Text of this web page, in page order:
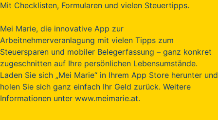
Mit Checklisten, Formularen und vielen Steuertipps.
Mei Marie, die innovative App zur
Arbeitnehmerveranlagung mit vielen Tipps zum
Steuersparen und mobiler Belegerfassung – ganz konkret
zugeschnitten auf Ihre persönlichen Lebensumstände.
Laden Sie sich „Mei Marie“ in Ihrem App Store herunter und
holen Sie sich ganz einfach Ihr Geld zurück. Weitere
Informationen unter www.meimarie.at.